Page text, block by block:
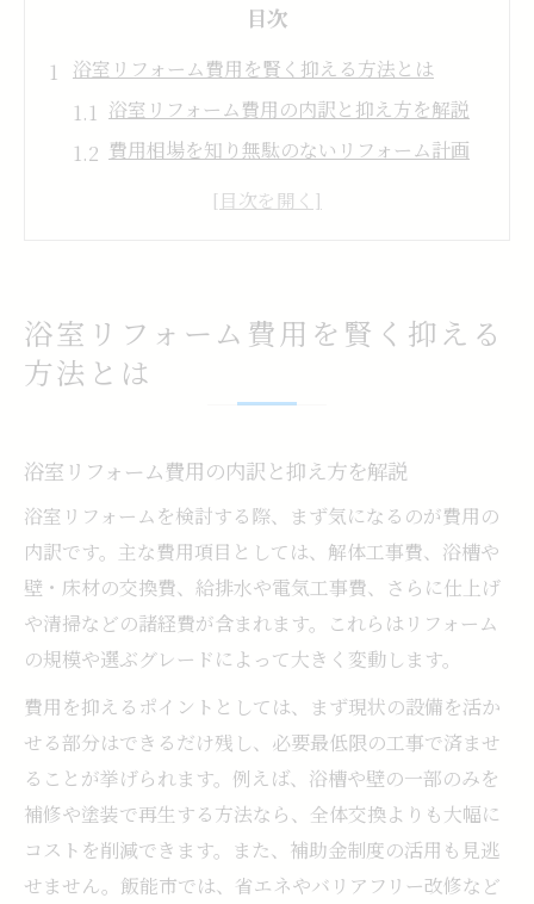
目次
浴室リフォーム費用を賢く抑える方法とは
浴室リフォーム費用の内訳と抑え方を解説
費用相場を知り無駄のないリフォーム計画
現状設備の活用でリフォーム費用を節約
を把握
補助金活用による浴室リフォームのポイント
補助金申請時に注意したい浴室リフォーム
補助金利用で賢く浴室リフォーム費用を節
約
浴室リフォーム補助金の申請方法と必要書
類
補助金対象となる浴室リフォーム工事の特
徴
理想の浴室へ導くリフォーム費用診断ガイド
浴室リフォーム費用診断で予算の最適化を
実現
現状調査から始めるリフォーム費用の把握
浴室リフォーム費用を賢く抑える
方法とは
浴室リフォーム費用の内訳と抑え方を解説
浴室リフォームを検討する際、まず気になるのが費用の
内訳です。主な費用項目としては、解体工事費、浴槽や
壁・床材の交換費、給排水や電気工事費、さらに仕上げ
や清掃などの諸経費が含まれます。これらはリフォーム
の規模や選ぶグレードによって大きく変動します。
費用を抑えるポイントとしては、まず現状の設備を活か
せる部分はできるだけ残し、必要最低限の工事で済ませ
ることが挙げられます。例えば、浴槽や壁の一部のみを
補修や塗装で再生する方法なら、全体交換よりも大幅に
コストを削減できます。また、補助金制度の活用も見逃
せません。飯能市では、省エネやバリアフリー改修など